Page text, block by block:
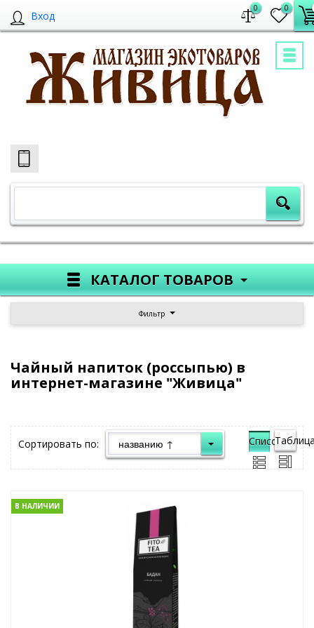
Вход
0 0
КАТАЛОГ ТОВАРОВ
Фильтр
Чайный напиток (россыпью) в
интернет-магазине "Живица"
Сортировать по: Список">
В НАЛИЧИИ